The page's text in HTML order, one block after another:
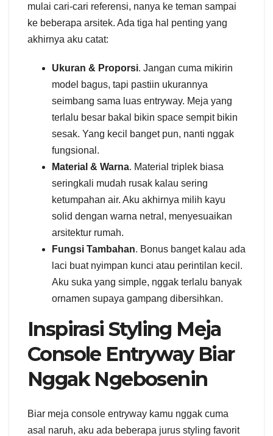
mulai cari-cari referensi, nanya ke teman sampai
ke beberapa arsitek. Ada tiga hal penting yang
akhirnya aku catat:
Ukuran & Proporsi. Jangan cuma mikirin
model bagus, tapi pastiin ukurannya
seimbang sama luas entryway. Meja yang
terlalu besar bakal bikin space sempit bikin
sesak. Yang kecil banget pun, nanti nggak
fungsional.
Material & Warna. Material triplek biasa
seringkali mudah rusak kalau sering
ketumpahan air. Aku akhirnya milih kayu
solid dengan warna netral, menyesuaikan
arsitektur rumah.
Fungsi Tambahan. Bonus banget kalau ada
laci buat nyimpan kunci atau perintilan kecil.
Aku suka yang simple, nggak terlalu banyak
ornamen supaya gampang dibersihkan.
Inspirasi Styling Meja
Console Entryway Biar
Nggak Ngebosenin
Biar meja console entryway kamu nggak cuma
asal naruh, aku ada beberapa jurus styling favorit